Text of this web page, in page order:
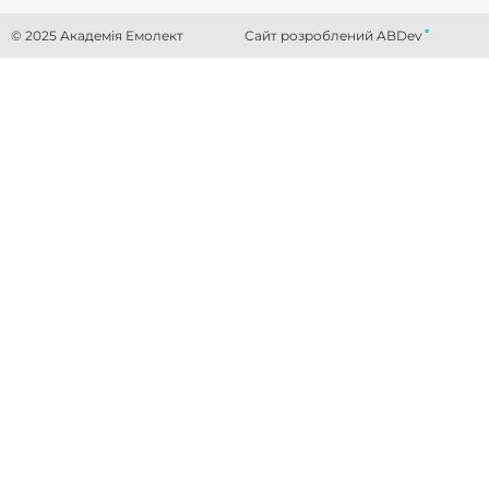
© 2025 Академія Емолект Сайт розроблений ABDev.